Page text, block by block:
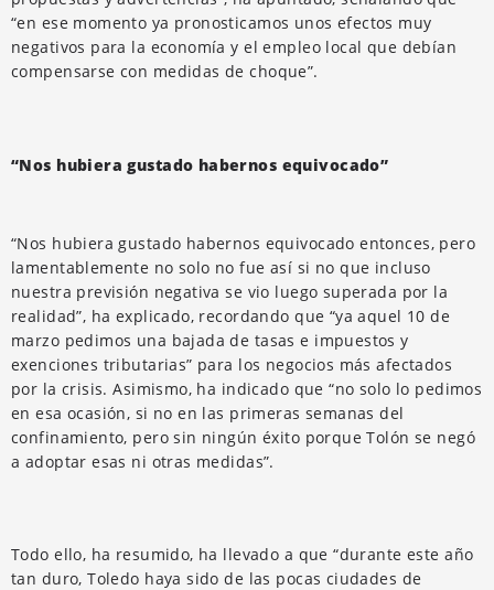
“en ese momento ya pronosticamos unos efectos muy
negativos para la economía y el empleo local que debían
compensarse con medidas de choque”.
“Nos hubiera gustado habernos equivocado”
“Nos hubiera gustado habernos equivocado entonces, pero
lamentablemente no solo no fue así si no que incluso
nuestra previsión negativa se vio luego superada por la
realidad”, ha explicado, recordando que “ya aquel 10 de
marzo pedimos una bajada de tasas e impuestos y
exenciones tributarias” para los negocios más afectados
por la crisis. Asimismo, ha indicado que “no solo lo pedimos
en esa ocasión, si no en las primeras semanas del
confinamiento, pero sin ningún éxito porque Tolón se negó
a adoptar esas ni otras medidas”.
Todo ello, ha resumido, ha llevado a que “durante este año
tan duro, Toledo haya sido de las pocas ciudades de